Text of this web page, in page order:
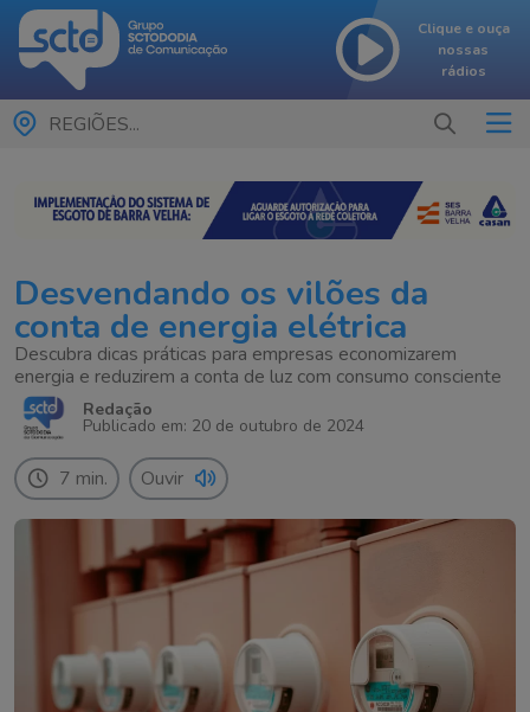
Clique e ouça
nossas
rádios
REGIÕES...
Desvendando os vilões da
conta de energia elétrica
Descubra dicas práticas para empresas economizarem
energia e reduzirem a conta de luz com consumo consciente
Redação
Publicado em: 20 de outubro de 2024
7 min. Ouvir